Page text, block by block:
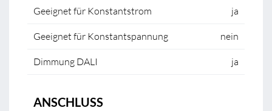
Geeignet für Konstantstrom ja
Geeignet für Konstantspannung nein
Dimmung DALI ja
ANSCHLUSS